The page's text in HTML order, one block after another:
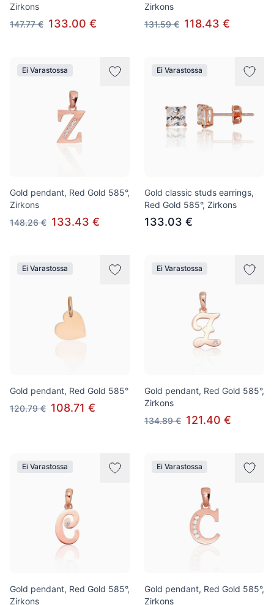
Zirkons
147.77 € 133.00 €
Zirkons
131.59 € 118.43 €
Ei Varastossa
Gold pendant, Red Gold 585°,
Zirkons
148.26 € 133.43 €
Ei Varastossa
Gold classic studs earrings,
Red Gold 585°, Zirkons
133.03 €
Ei Varastossa
Gold pendant, Red Gold 585°
120.79 € 108.71 €
Ei Varastossa
Gold pendant, Red Gold 585°,
Zirkons
134.89 € 121.40 €
Ei Varastossa
Gold pendant, Red Gold 585°,
Zirkons
Ei Varastossa
Gold pendant, Red Gold 585°,
Zirkons